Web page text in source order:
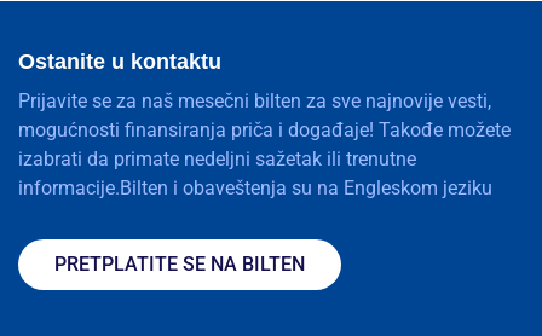
Ostanite u kontaktu
Prijavite se za naš mesečni bilten za sve najnovije vesti,
mogućnosti finansiranja priča i događaje! Takođe možete
izabrati da primate nedeljni sažetak ili trenutne
informacije.Bilten i obaveštenja su na Engleskom jeziku
PRETPLATITE SE NA BILTEN